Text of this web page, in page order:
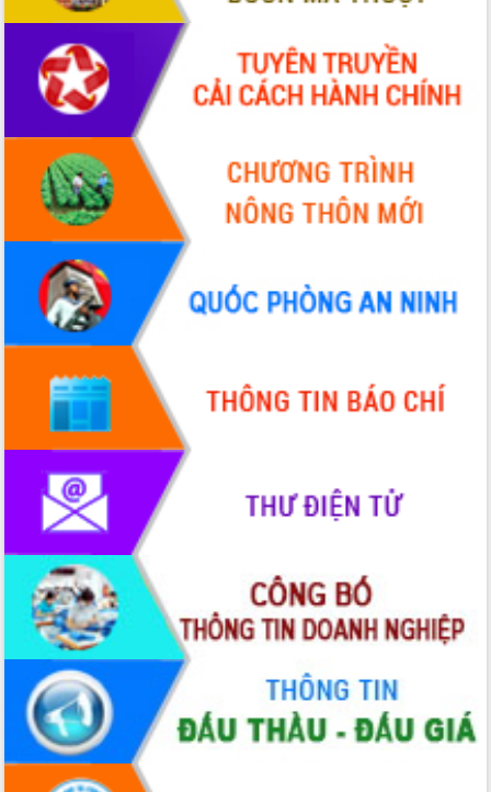
Gặp mặt các cơ quan báo chí nhân Kỷ
niệm 101 năm Ngày Báo chí Cách
mạng Việt Nam
Đắk Lắk sơ kết 4 năm triển khai thực
hiện Đề án 06 của Chính phủ
Họp báo thông tin về Hội nghị Công bố
Quy hoạch và Xúc tiến đầu tư tỉnh Đắk
Khơi thông điểm nghẽn, đẩy nhanh
giải ngân vốn khắc phục thiên tai
HĐND tỉnh thông qua điều chỉnh Quy
hoạch tỉnh thời kỳ 2021-2030
Hội thảo góp ý hồ sơ điều chỉnh quy
hoạch tỉnh Đắk Lắk thời kỳ 2021-2030,
tầm nhìn đến năm 2050
Nâng cao hiệu quả hoạt động của các
doanh nghiệp nhà nước
Hội nghị triển khai kết nối mạng
truyền số liệu chuyên dùng phục vụ cơ
quan Đảng, Nhà nước
Lễ phát động chuỗi hoạt động chung
tay làm sạch môi trường
Xã Ea Kar bước chuyển mình trong
công tác cải cách hành chính mô hình
mới
UBND tỉnh họp báo định kỳ tháng 4
năm 2026
Hội thảo khoa học “Giải pháp thúc đẩy
phát triển nền kinh tế xanh tại tỉnh
Đắk Lắk”
Tăng cường giám sát, đôn đốc thực
hiện nhiệm vụ quản lý tài sản công
hàng tuần